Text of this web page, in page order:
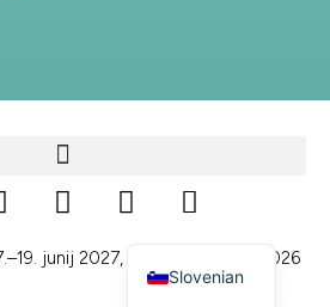
junij 2027, Kamp Menina © 2026
Slovenian